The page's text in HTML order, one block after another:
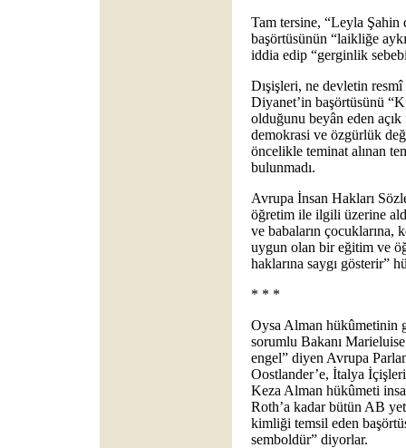
Tam tersine, “Leyla Şahin
başörtüsünün “laikliğe
iddia edip “gerginlik
Dışişleri, ne devletin
Diyanet’in başörtüsünü
olduğunu beyân eden
demokrasi ve özgürlük
öncelikle teminat alınan
bulunmadı.
Avrupa İnsan Hakları
öğretim ile ilgili üzerine
ve babaların çocuklarına,
uygun olan bir eğitim ve
haklarına saygı gösterir”
* * *
Oysa Alman hükûmetinin
sorumlu Bakanı
engel” diyen Avrupa
Oostlander’e, İtalya
Keza Alman hükûmeti
Roth’a kadar bütün AB
kimliği temsil eden
semboldür” diyorlar.